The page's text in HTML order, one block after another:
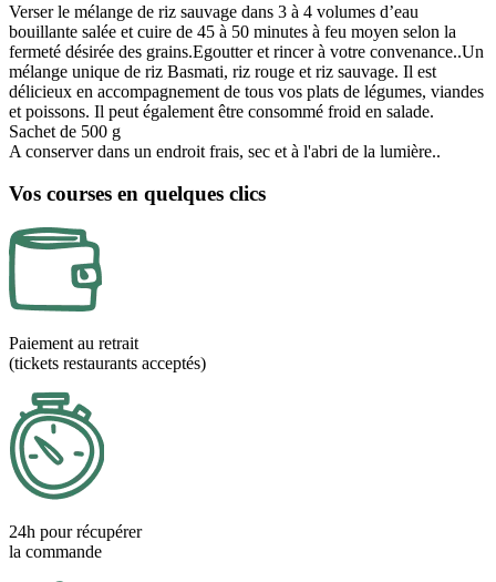
Verser le mélange de riz sauvage dans 3 à 4 volumes d’eau
bouillante salée et cuire de 45 à 50 minutes à feu moyen selon la
fermeté désirée des grains.Egoutter et rincer à votre convenance..Un
mélange unique de riz Basmati, riz rouge et riz sauvage. Il est
délicieux en accompagnement de tous vos plats de légumes, viandes
et poissons. Il peut également être consommé froid en salade.
Sachet de 500 g
A conserver dans un endroit frais, sec et à l'abri de la lumière..
Vos courses en quelques clics
Paiement au retrait
(tickets restaurants acceptés)
24h pour récupérer
la commande